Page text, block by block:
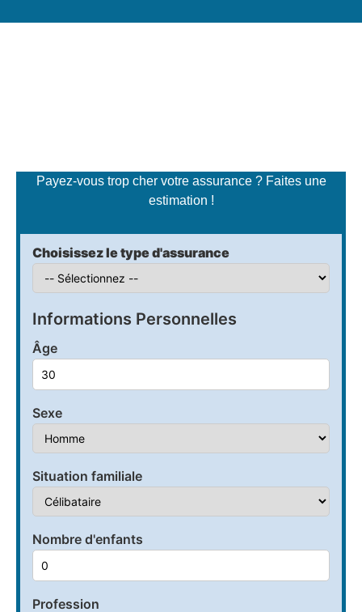
Payez-vous trop cher votre assurance ? Faites une
estimation !
Choisissez le type d'assurance
Informations Personnelles
Âge
Sexe
Situation familiale
Nombre d'enfants
Profession